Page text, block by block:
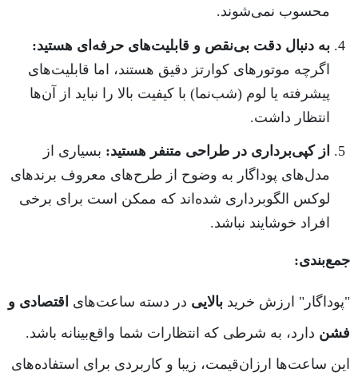
محسوب نمی‌شوند.
به دنبال دقت بی‌نقص و قابلیت‌های حرفه‌ای هستید:
اگرچه موتورهای کوارتز دقیق هستند، اما قابلیت‌های
پیشرفته یا لوم (شب‌نما) با کیفیت بالا را نباید از آن‌ها
انتظار داشت.
از کپی‌برداری در طراحی متنفر هستید: بسیاری از
مدل‌های پوداگار به وضوح از طرح‌های معروف برندهای
لوکس الگوبرداری شده‌اند که ممکن است برای برخی
افراد خوشایند نباشد.
جمع‌بندی:
"پوداگار" ارزش خرید بالایی در دسته ساعت‌های اقتصادی و
فشن دارد، به شرطی که انتظارات شما واقع‌بینانه باشد.
این ساعت‌ها ارزان‌قیمت، زیبا و کاربردی برای استفاده‌های